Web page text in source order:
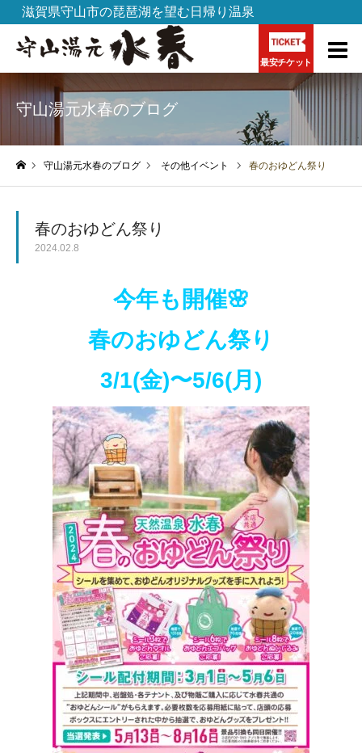
滋賀県守山市の琵琶湖を望む日帰り温泉
最安チケット
守山湯元水春のブログ
守山湯元水春のブログ その他イベント 春のおゆどん祭り
春のおゆどん祭り
2024.02.8
今年も開催🌸
春のおゆどん祭り
3/1(金)〜5/6(月)